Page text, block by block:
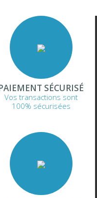
SÉCURISÉ
Vos transactions sont
100% sécurisées